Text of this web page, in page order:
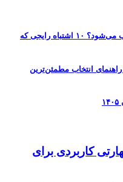
چرا باتری خودرو زودتر از موعد خراب می‌شود؟ ۱۰ اشتباه رایجی که
انتخاب مطمئن‌ترین
کاربردی برای